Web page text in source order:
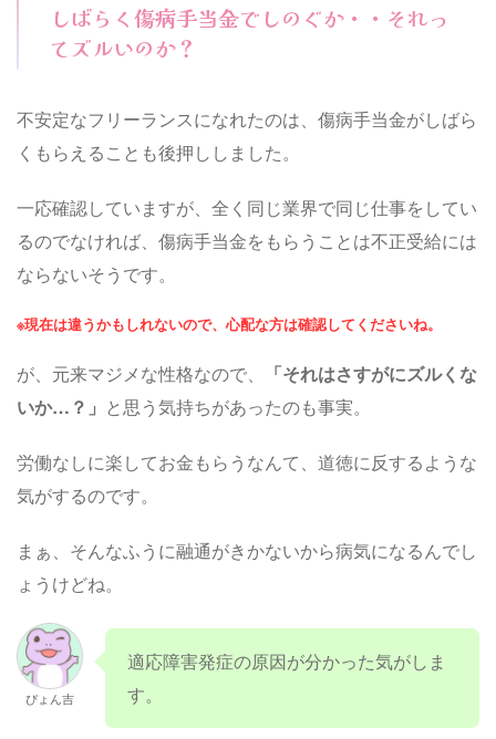
しばらく傷病手当金でしのぐか・・それっ
てズルいのか？
不安定なフリーランスになれたのは、傷病手当金がしばら
くもらえることも後押ししました。
一応確認していますが、全く同じ業界で同じ仕事をしてい
るのでなければ、傷病手当金をもらうことは不正受給には
ならないそうです。
※現在は違うかもしれないので、心配な方は確認してくださいね。
が、元来マジメな性格なので、
「それはさすがにズルくな
いか…？」 と思う気持ちがあったのも事実。
労働なしに楽してお金もらうなんて、道徳に反するような
気がするのです。
まぁ、そんなふうに融通がきかないから病気になるんでし
ょうけどね。
ぴょん吉
適応障害発症の原因が分かった気がしま
す。